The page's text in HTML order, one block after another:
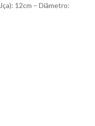
12cm – Diâmetro: